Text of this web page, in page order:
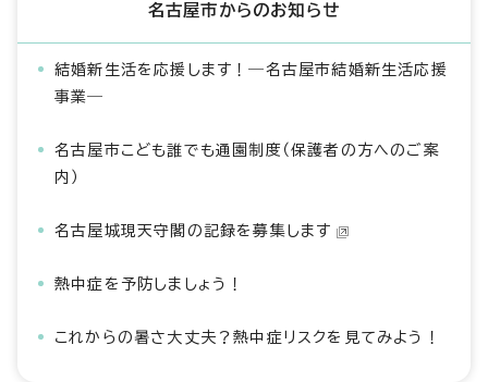
名古屋市からのお知らせ
結婚新生活を応援します！―名古屋市結婚新生活応援
事業―
名古屋市こども誰でも通園制度（保護者の方へのご案
内）
名古屋城現天守閣の記録を募集します
熱中症を予防しましょう！
これからの暑さ大丈夫？熱中症リスクを見てみよう！